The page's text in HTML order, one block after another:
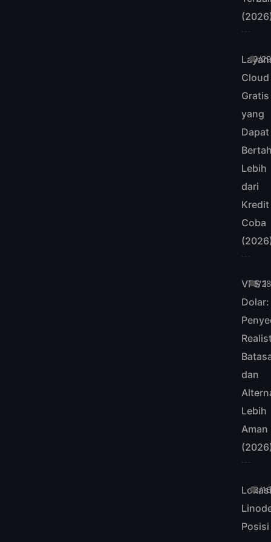
9/
Cloud
Gratis
yang
Dapat
Lebih
dari
Coba
9/
VPS 1
Dolar:
dan
Lebih
Aman
8/
Posisi